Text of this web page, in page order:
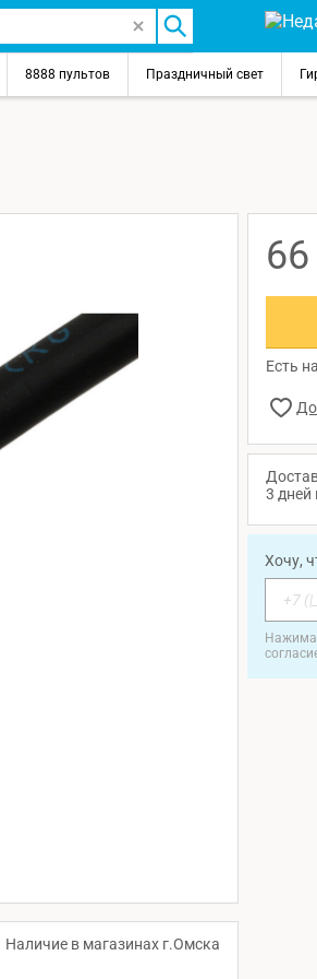
8888 пультов Праздничный свет
66
Есть
3 дней
Хочу,
Наличие в магазинах г.Омска